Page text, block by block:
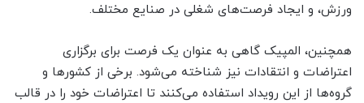
ورزش، و ایجاد فرصت‌های شغلی در صنایع مختلف.
همچنین، المپیک گاهی به عنوان یک فرصت برای برگزاری
اعتراضات و انتقادات نیز شناخته می‌شود. برخی از کشورها و
گروه‌ها از این رویداد استفاده می‌کنند تا اعتراضات خود را در قالب